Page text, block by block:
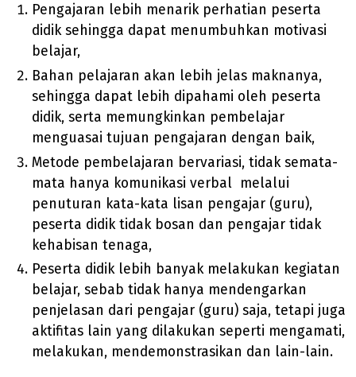
Pengajaran lebih menarik perhatian peserta
didik sehingga dapat menumbuhkan motivasi
belajar,
Bahan pelajaran akan lebih jelas maknanya,
sehingga dapat lebih dipahami oleh peserta
didik, serta memungkinkan pembelajar
menguasai tujuan pengajaran dengan baik,
Metode pembelajaran bervariasi, tidak semata-
mata hanya komunikasi verbal melalui
penuturan kata-kata lisan pengajar (guru),
peserta didik tidak bosan dan pengajar tidak
kehabisan tenaga,
Peserta didik lebih banyak melakukan kegiatan
belajar, sebab tidak hanya mendengarkan
penjelasan dari pengajar (guru) saja, tetapi juga
aktifitas lain yang dilakukan seperti mengamati,
melakukan, mendemonstrasikan dan lain-lain.